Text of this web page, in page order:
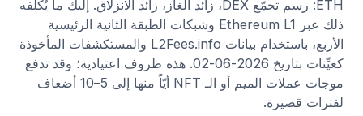
ETH: رسم تجمّع DEX، زائد الغاز، زائد الانزلاق. إليك ما يُكلِّفه
ذلك عبر Ethereum L1 وشبكات الطبقة الثانية الرئيسية
الأربع، باستخدام بيانات L2Fees.info والمستكشفات المأخوذة
كعيِّنات بتاريخ 2026-06-02. هذه ظروف اعتيادية؛ وقد تدفع
موجات عملات الميم أو الـ NFT أيّاً منها إلى 5–10 أضعاف
لفترات قصيرة.